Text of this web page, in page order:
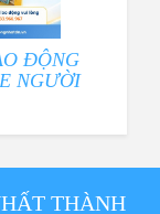
ĐỘNG
NGƯỜI
THÀNH